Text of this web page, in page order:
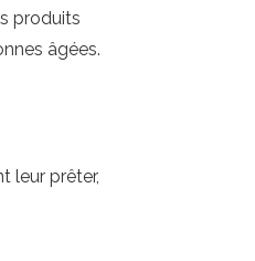
produits
âgées.
leur prêter,